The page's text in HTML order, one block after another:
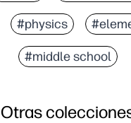
#physics
#middle school
Otras